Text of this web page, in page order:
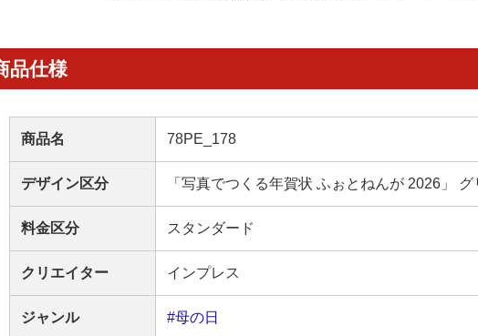
品仕様
商品名 78PE_178
デザイン区分 「写真でつくる年賀状 ふぉとねんが 2026」
料金区分 スタンダード
クリエイター インプレス
ジャンル #母の日